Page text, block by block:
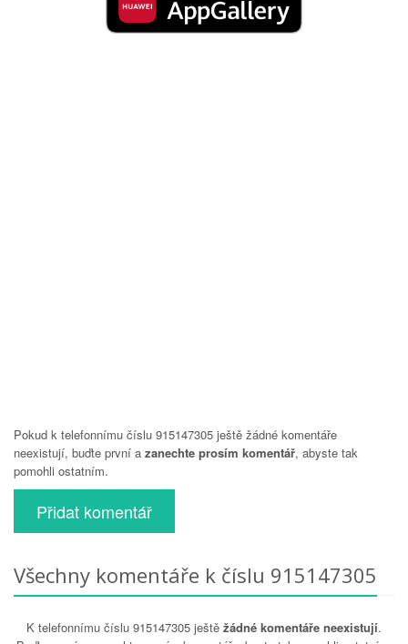
Pokud k telefonnímu číslu 915147305 ještě žádné komentáře
neexistují, buďte první a zanechte prosím komentář, abyste tak
pomohli ostatním.
Přidat komentář
Všechny komentáře k číslu 915147305
K telefonnímu číslu 915147305 ještě žádné komentáře neexistují.